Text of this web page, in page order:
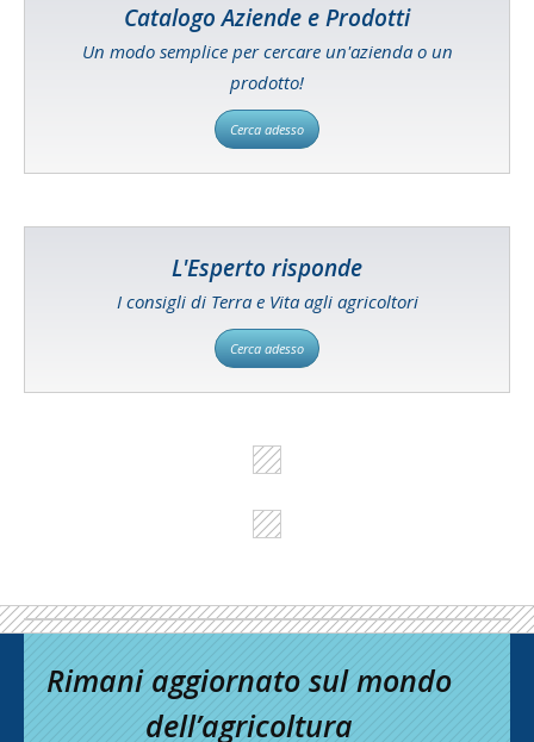
Catalogo Aziende e Prodotti
Un modo semplice per cercare un'azienda o un
prodotto!
Cerca adesso
L'Esperto risponde
I consigli di Terra e Vita agli agricoltori
Cerca adesso
Rimani aggiornato sul mondo
dell’agricoltura